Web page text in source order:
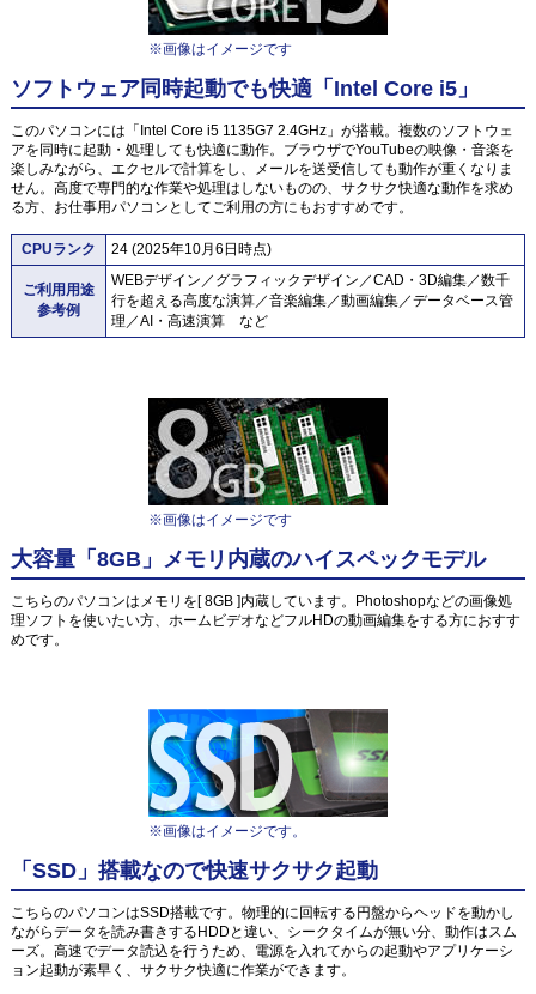
※画像はイメージです
ソフトウェア同時起動でも快適「Intel Core i5」
このパソコンには「Intel Core i5 1135G7 2.4GHz」が搭載。複数のソフトウェ
アを同時に起動・処理しても快適に動作。ブラウザでYouTubeの映像・音楽を
楽しみながら、エクセルで計算をし、メールを送受信しても動作が重くなりま
せん。高度で専門的な作業や処理はしないものの、サクサク快適な動作を求め
る方、お仕事用パソコンとしてご利用の方にもおすすめです。
CPUランク 24 (2025年10月6日時点)
ご利用用途
参考例
WEBデザイン／グラフィックデザイン／CAD・3D編集／数千
行を超える高度な演算／音楽編集／動画編集／データベース管
理／AI・高速演算 など
※画像はイメージです
大容量「8GB」メモリ内蔵のハイスペックモデル
こちらのパソコンはメモリを[ 8GB ]内蔵しています。Photoshopなどの画像処
理ソフトを使いたい方、ホームビデオなどフルHDの動画編集をする方におすす
めです。
※画像はイメージです。
「SSD」搭載なので快速サクサク起動
こちらのパソコンはSSD搭載です。物理的に回転する円盤からヘッドを動かし
ながらデータを読み書きするHDDと違い、シークタイムが無い分、動作はスム
ーズ。高速でデータ読込を行うため、電源を入れてからの起動やアプリケーシ
ョン起動が素早く、サクサク快適に作業ができます。